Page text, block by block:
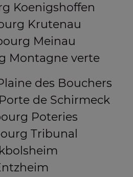
Koenigshoffen
Krutenau
Meinau
Montagne verte
des Bouchers
de Schirmeck
Poteries
Tribunal